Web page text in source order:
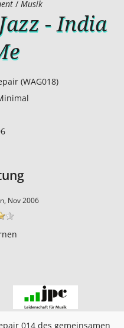
/ Musik
- India
(WAG018)
Nov 2006
014 des gemeinsamen